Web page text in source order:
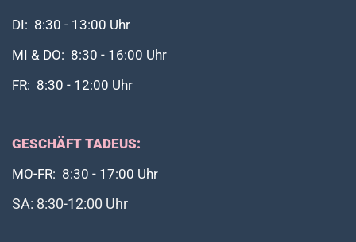
DI: 8:30 - 13:00 Uhr
MI & DO: 8:30 - 16:00 Uhr
FR: 8:30 - 12:00 Uhr
GESCHÄFT TADEUS:
MO-FR: 8:30 - 17:00 Uhr
SA: 8:30-12:00 Uhr